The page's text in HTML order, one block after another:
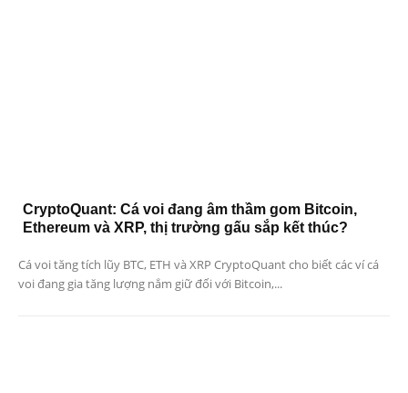
CryptoQuant: Cá voi đang âm thầm gom Bitcoin,
Ethereum và XRP, thị trường gấu sắp kết thúc?
Cá voi tăng tích lũy BTC, ETH và XRP CryptoQuant cho biết các ví cá
voi đang gia tăng lượng nắm giữ đối với Bitcoin,...